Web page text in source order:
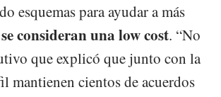
esquemas para ayudar a más
consideran una low cost. “No
que explicó que junto con la
mantienen cientos de acuerdos